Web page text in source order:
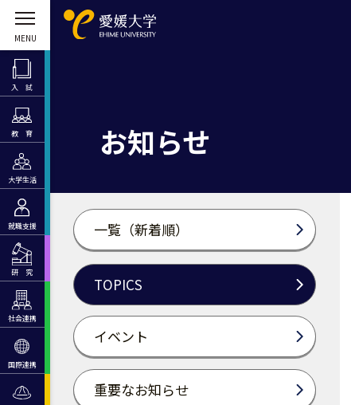
入 試
教 育
大学生活
就職支援
研 究
社会連携
国際連携
お知らせ
一覧（新着順）
TOPICS
イベント
重要なお知らせ